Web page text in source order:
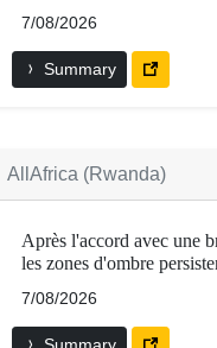
7/08/2026
Summary
AllAfrica (Rwanda)
Après l'accord avec une
les zones d'ombre
7/08/2026